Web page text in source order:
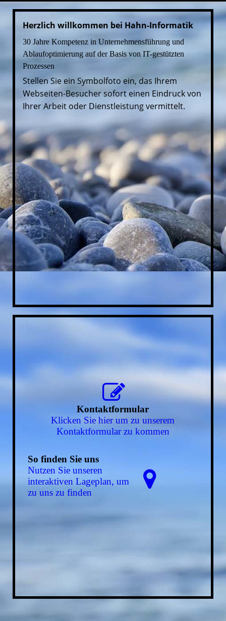
Herzlich willkommen bei Hahn-Informatik
30 Jahre Kompetenz in Unternehmensführung und
Ablaufoptimierung auf der Basis von IT-gestützten
Prozessen
Stellen Sie ein Symbolfoto ein, das Ihrem
Webseiten-Besucher sofort einen Eindruck von
Ihrer Arbeit oder Dienstleistung vermittelt.
Kontaktformular
Klicken Sie hier um zu unserem
Kon­takt­for­mu­lar zu kommen
So finden Sie uns
Nutzen Sie unseren
interaktiven La­ge­plan, um
zu uns zu finden